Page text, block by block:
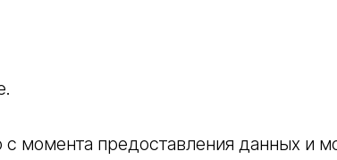
с момента предоставления данных и